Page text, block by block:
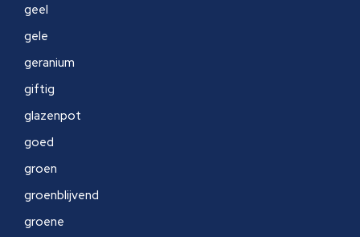
geel
gele
geranium
giftig
glazenpot
goed
groen
groenblijvend
groene